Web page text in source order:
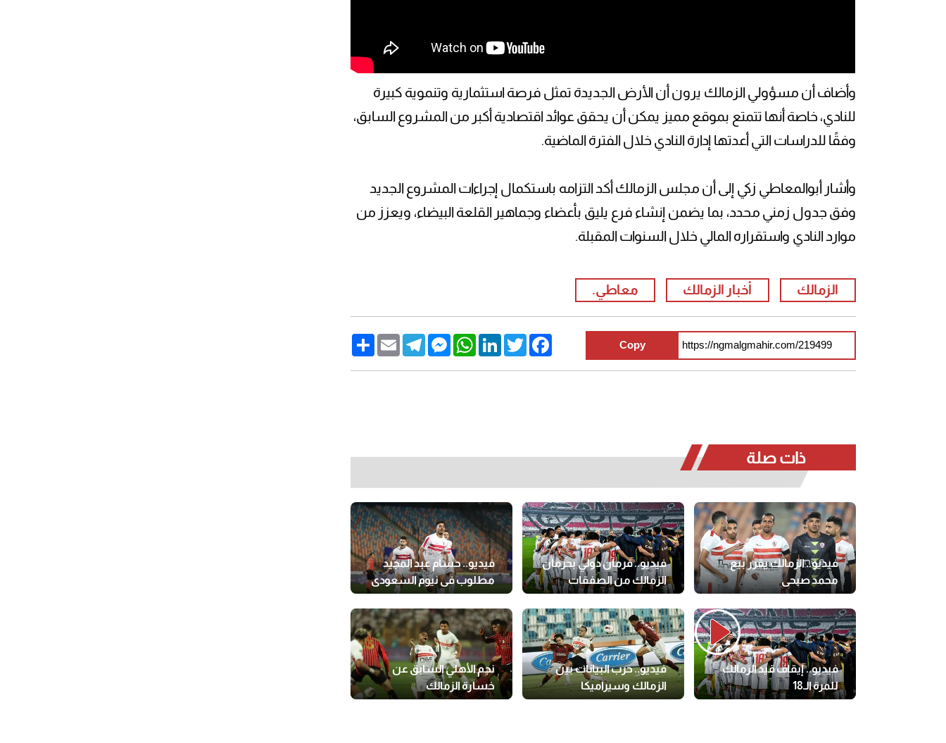
وأضاف أن مسؤولي الزمالك يرون أن الأرض الجديدة تمثل فرصة استثمارية وتنموية كبيرة
للنادي، خاصة أنها تتمتع بموقع مميز يمكن أن يحقق عوائد اقتصادية أكبر من المشروع السابق،
وفقًا للدراسات التي أعدتها إدارة النادي خلال الفترة الماضية.
وأشار أبوالمعاطي زكي إلى أن مجلس الزمالك أكد التزامه باستكمال إجراءات المشروع الجديد
وفق جدول زمني محدد، بما يضمن إنشاء فرع يليق بأعضاء وجماهير القلعة البيضاء، ويعزز من
موارد النادي واستقراره المالي خلال السنوات المقبلة.
الزمالك أخبار الزمالك معاطي.
Copy
ShareEmail
Telegram
MessengerWhatsAppLinkedInTwitter
Facebook
ذات صلة
فيديو.. الزمالك يقرر بيع
محمد صبحي
فيديو.. فرمان دولي بحرمان
الزمالك من الصفقات
فيديو.. حسام عبد المجيد
مطلوب في نيوم السعودي
فيديو.. إيقاف قيد الزمالك
للمرة الـ18
فيديو.. حرب البيانات بين
الزمالك وسيراميكا
نجم الأهلي السابق عن
خسارة الزمالك
للكونفدرالية: ناس جالها